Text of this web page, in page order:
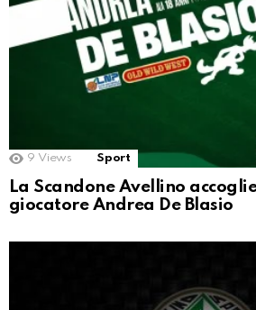
9 Views Sport
La Scandone Avellino
giocatore Andrea De Blasio